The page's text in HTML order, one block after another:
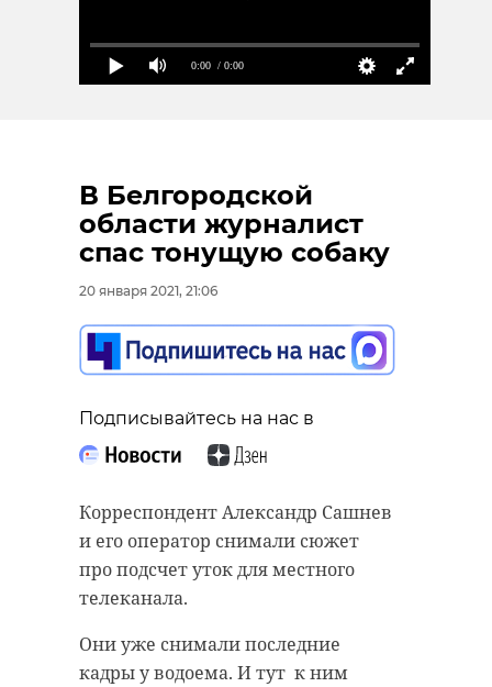
0:00 / 0:00
В Белгородской
области журналист
спас тонущую собаку
20 января 2021, 21:06
Подписывайтесь на нас в
Корреспондент Александр Сашнев
и его оператор снимали сюжет
про подсчет уток для местного
телеканала.
Они уже снимали последние
кадры у водоема. И тут к ним